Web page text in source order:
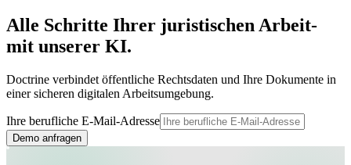
Alle Schritte Ihrer juristischen Arbeit-
mit unserer KI.
Doctrine verbindet öffentliche Rechtsdaten und Ihre Dokumente in
einer sicheren digitalen Arbeitsumgebung.
Ihre berufliche E-Mail-Adresse
Demo anfragen